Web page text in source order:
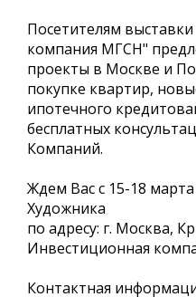
Посетителям
компания МГСН"
проекты в Москве и
покупке квартир,
ипотечного
бесплатных
Компаний.
Ждем Вас с 15-18
Художника
по адресу: г. Москва,
Инвестиционная
Контактная